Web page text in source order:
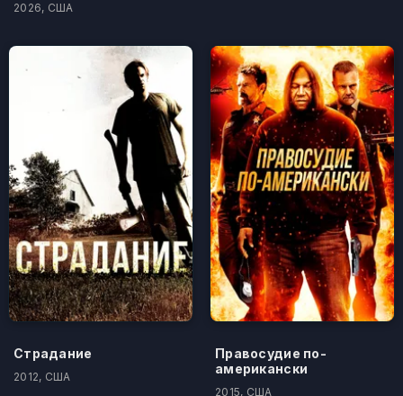
2026, США
Страдание
2012, США
Правосудие по-
американски
2015, США